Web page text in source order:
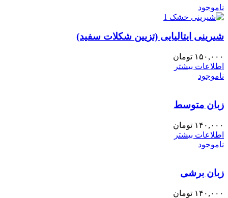
ناموجود
شیرینی ایتالیایی (تزیین شکلات سفید)
۱۵۰,۰۰۰ تومان
اطلاعات بیشتر
ناموجود
زبان متوسط
۱۴۰,۰۰۰ تومان
اطلاعات بیشتر
ناموجود
زبان برشی
۱۴۰,۰۰۰ تومان